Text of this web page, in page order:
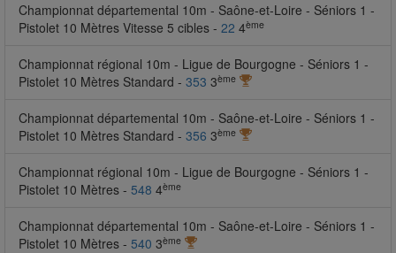
Championnat départemental 10m - Saône-et-Loire - Séniors 1 -
Pistolet 10 Mètres Vitesse 5 cibles - 22 4ème
Championnat régional 10m - Ligue de Bourgogne - Séniors 1 -
Pistolet 10 Mètres Standard - 353 3ème
Championnat départemental 10m - Saône-et-Loire - Séniors 1 -
Pistolet 10 Mètres Standard - 356 3ème
Championnat régional 10m - Ligue de Bourgogne - Séniors 1 -
Pistolet 10 Mètres - 548 4ème
Championnat départemental 10m - Saône-et-Loire - Séniors 1 -
Pistolet 10 Mètres - 540 3ème